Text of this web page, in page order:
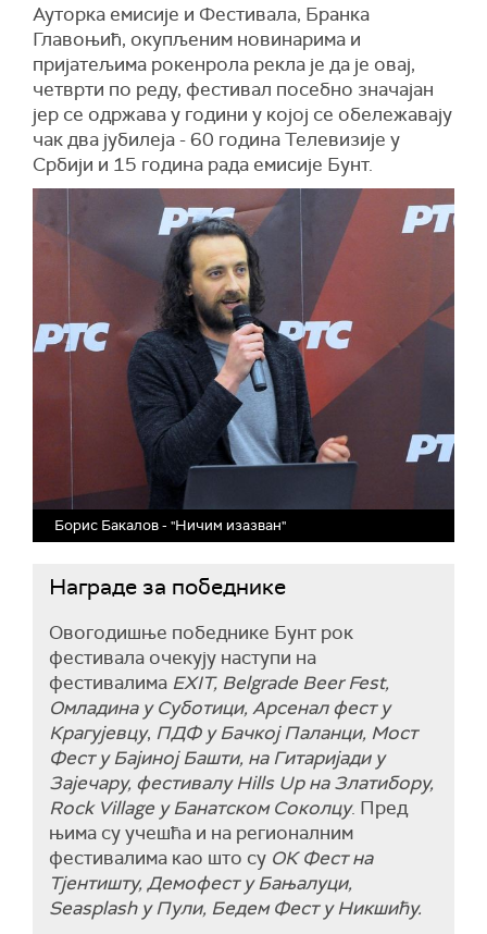
Ауторка емисије и Фестивала, Бранка
Главоњић, окупљеним новинарима и
пријатељима рокенрола рекла је да је овај,
четврти по реду, фестивал посебно значајан
јер се одржава у години у којој се обележавају
чак два јубилеја - 60 година Телевизије у
Србији и 15 година рада емисије Бунт.
Борис Бакалов - "Ничим изазван"
Награде за победнике
Овогодишње победнике Бунт рок
фестивала очекују наступи на
фестивалима EXIT, Belgrade Beer Fest,
Омладина у Суботици, Арсенал фест у
Крагујевцу, ПДФ у Бачкој Паланци, Мост
Фест у Бајиној Башти, на Гитаријади у
Зајечару, фестивалу Hills Up на Златибору,
Rock Village у Банатском Соколцу. Пред
њима су учешћа и на регионалним
фестивалима као што су ОК Фест на
Тјентишту, Демофест у Бањалуци,
Seasplash у Пули, Бедем Фест у Никшићу.